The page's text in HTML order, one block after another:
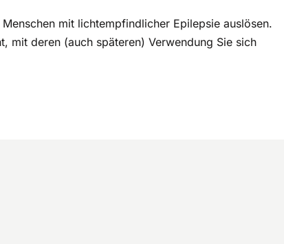
mit lichtempfindlicher Epilepsie auslösen.
mit deren (auch späteren) Verwendung Sie sich